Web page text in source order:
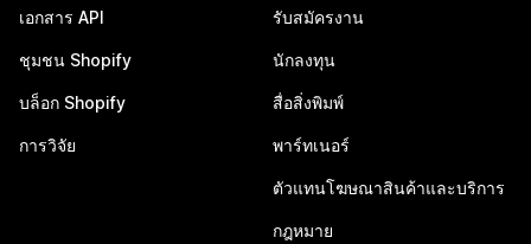
เอกสาร API
ชุมชน Shopify
บล็อก Shopify
การวิจัย
รับสมัครงาน
นักลงทุน
สื่อสิ่งพิมพ์
พาร์ทเนอร์
ตัวแทนโฆษณาสินค้าและบริการ
กฎหมาย